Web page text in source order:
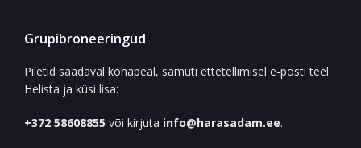
Grupibroneeringud
Piletid saadaval kohapeal, samuti ettetellimisel e-posti teel.
Helista ja küsi lisa:
+372 58608855 või kirjuta info@harasadam.ee.